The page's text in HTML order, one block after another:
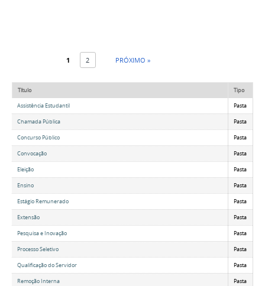
1 2 PRÓXIMO »
Título Tipo
Assistência Estudantil Pasta
Chamada Pública Pasta
Concurso Público Pasta
Convocação Pasta
Eleição Pasta
Ensino Pasta
Estágio Remunerado Pasta
Extensão Pasta
Pesquisa e Inovação Pasta
Processo Seletivo Pasta
Qualificação do Servidor Pasta
Remoção Interna Pasta